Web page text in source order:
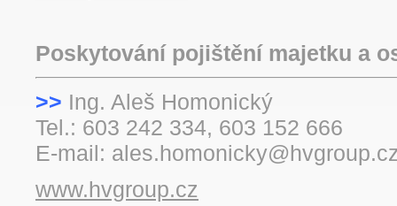
Poskytování pojištění majetku a
>> Ing. Aleš
Tel.: 603 242 334, 603 152 666
E-mail:
www.hvgroup.cz